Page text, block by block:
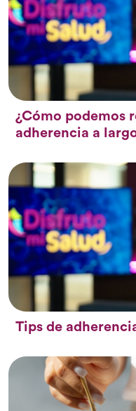
¿Cómo podemos
adherencia a
Tips de